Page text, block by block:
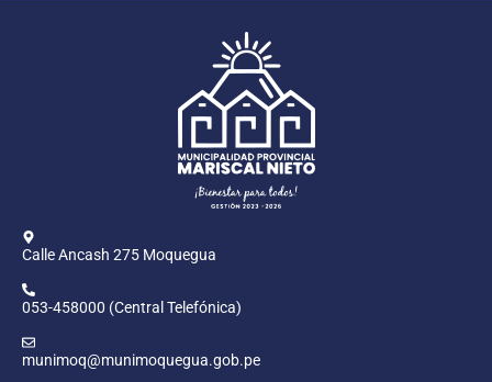
Calle Ancash 275 Moquegua
053-458000 (Central Telefónica)
munimoq@munimoquegua.gob.pe